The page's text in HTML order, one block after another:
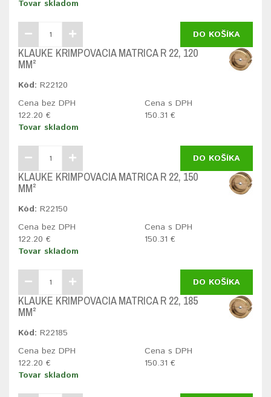
Tovar skladom
DO KOŠÍKA
KLAUKE KRIMPOVACIA MATRICA R 22, 120
MM²
Kód: R22120
Cena bez DPH
122.20 €
Cena s DPH
150.31 €
Tovar skladom
DO KOŠÍKA
KLAUKE KRIMPOVACIA MATRICA R 22, 150
MM²
Kód: R22150
Cena bez DPH
122.20 €
Cena s DPH
150.31 €
Tovar skladom
DO KOŠÍKA
KLAUKE KRIMPOVACIA MATRICA R 22, 185
MM²
Kód: R22185
Cena bez DPH
122.20 €
Cena s DPH
150.31 €
Tovar skladom